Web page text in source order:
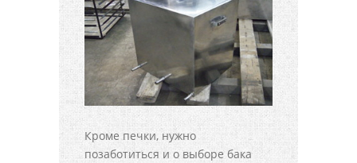
Кроме печки, нужно
позаботиться и о выборе бака